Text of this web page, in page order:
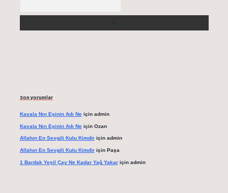
Son yorumlar
Kavala Nın Eşinin Adı Neiçin admin
Kavala Nın Eşinin Adı Neiçin Ozan
Allahın En Sevgili Kulu Kimdiriçin admin
Allahın En Sevgili Kulu Kimdiriçin Paşa
1 Bardak Yeşil Çay Ne Kadar Yağ Yakariçin admin